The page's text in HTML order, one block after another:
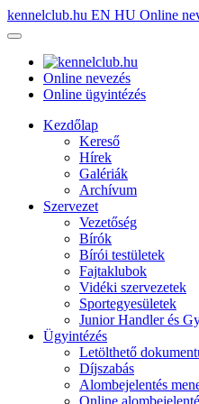
kennelclub.hu EN HU Online
Online nevezés
Online ügyintézés
Kezdőlap
Kereső
Hírek
Galériák
Archívum
Szervezet
Vezetőség
Bírók
Bírói testületek
Fajtaklubok
Vidéki szervezetek
Sportegyesületek
Junior Handler és
Ügyintézés
Letölthető
Díjszabás
Alombejelentés
Online